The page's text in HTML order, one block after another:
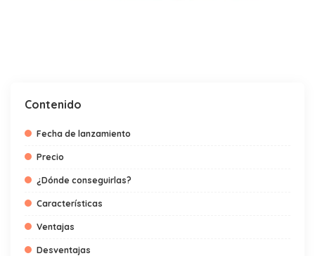
Contenido
Fecha de lanzamiento
Precio
¿Dónde conseguirlas?
Características
Ventajas
Desventajas